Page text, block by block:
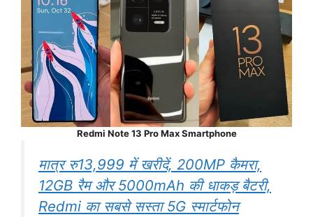
Redmi Note 13 Pro Max Smartphone
मात्र रु13,999 में खरीदें, 200MP कैमरा,
12GB रैम और 5000mAh की धाकड़ बैटरी,
Redmi का सबसे सस्ता 5G स्मार्टफोन